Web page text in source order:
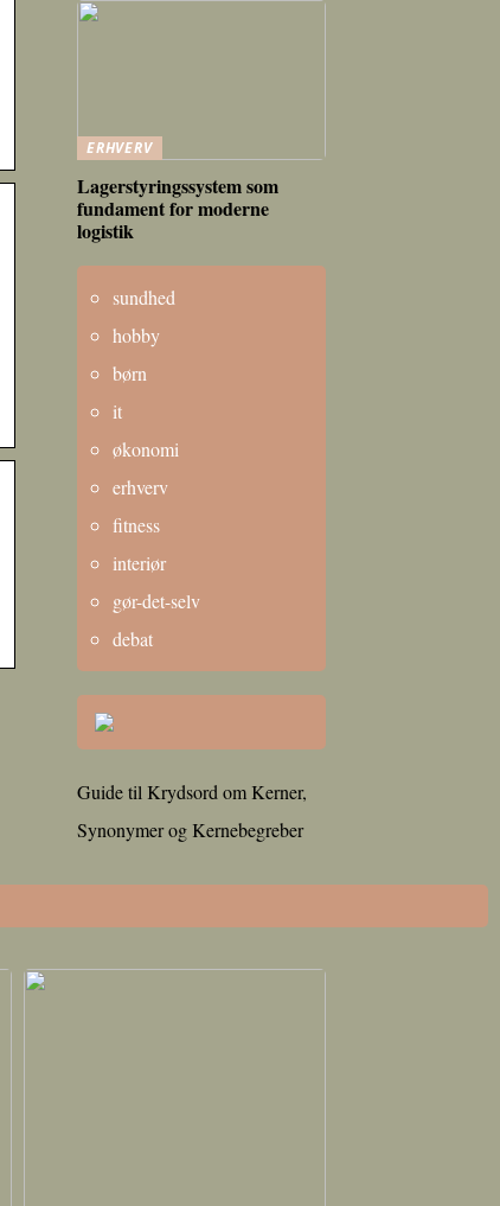
ERHVERV
Lagerstyringssystem som
fundament for moderne
logistik
sundhed
hobby
børn
it
økonomi
erhverv
fitness
interiør
gør-det-selv
debat
Guide til Krydsord om Kerner,
Synonymer og Kernebegreber